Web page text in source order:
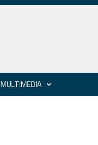
MULTIMEDIA